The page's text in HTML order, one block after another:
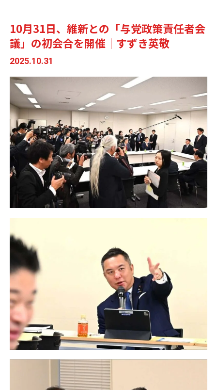
10月31日、維新との「与党政策責任者会
議」の初会合を開催｜すずき英敬
2025.10.31